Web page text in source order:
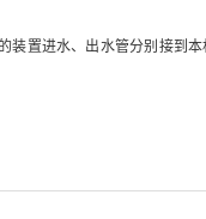
置进水、出水管分别接到本